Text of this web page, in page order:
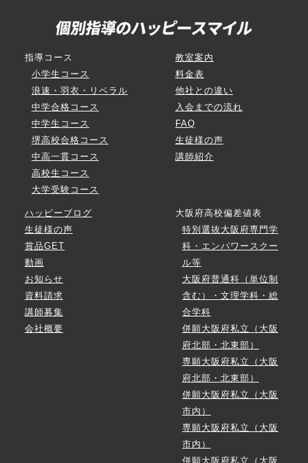
指導コース
小学生コース
浪速・羽衣・リベラル
中学合格コース
中学生コース
堺高校合格コース
中高一貫コース
高校生コース
大学受験コース
教室案内
料金表
他社との違い
入会までの流れ
FAQ
生徒様の声
講師紹介
ハッピーブログ
生徒様の声
賞品GET
動画
お知らせ
資料請求
講師募集
会社概要
大阪府高校偏差値表
特別選抜大阪府専門学
科・エンパワースクー
ル等
大阪府普通科（単位制
含む）・文理学科・総
合学科
併願大阪府私立（大阪
府北部・北東部）
専願大阪府私立（大阪
府北部・北東部）
併願大阪府私立（大阪
市内）
専願大阪府私立（大阪
市内）
併願大阪府私立（大阪